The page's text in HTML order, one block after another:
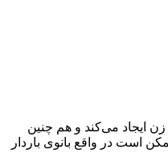
می‌کند و هم چنین
در واقع بانوی باردار